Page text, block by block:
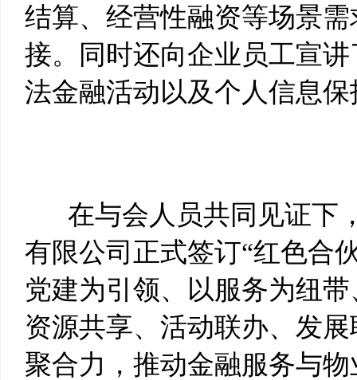
结算、经营性融资等场景
接。同时还向企业员工宣
法金融活动以及个人信息
在与会人员共同见证下
有限公司正式签订“红色合
党建为引领、以服务为纽
资源共享、活动联办、发
聚合力，推动金融服务与